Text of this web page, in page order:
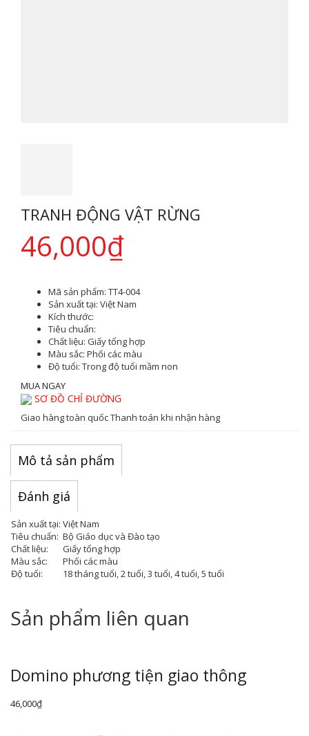
TRANH ĐỘNG VẬT RỪNG
46,000₫
Mã sản phẩm: TT4-004
Sản xuất tại: Việt Nam
Kích thước:
Tiêu chuẩn:
Chất liệu: Giấy tổng hợp
Màu sắc: Phối các màu
Độ tuổi: Trong độ tuổi mầm non
MUA NGAY
SƠ ĐỒ CHỈ ĐƯỜNG
Giao hàng toàn quốcThanh toán khi nhận hàng
Mô tả sản phẩm
Đánh giá
Sản xuất tại: Việt Nam
Tiêu chuẩn: Bộ Giáo dục và Đào tạo
Chất liệu:
Giấy tổng hợp
Màu sắc:
Phối các màu
Độ tuổi:
18 tháng tuổi, 2 tuổi, 3 tuổi, 4 tuổi, 5 tuổi
Sản phẩm liên quan
Domino phương tiện giao thông
46,000₫